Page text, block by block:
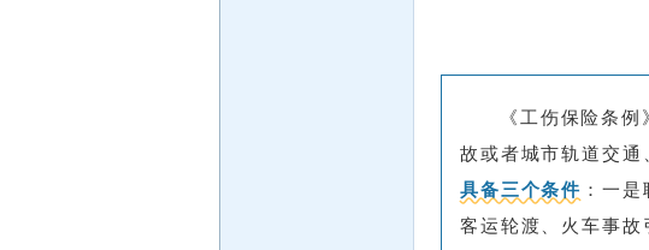
《工伤保险条
故或者城市轨道交通
具备三个条件 ：一
客运轮渡、火车事